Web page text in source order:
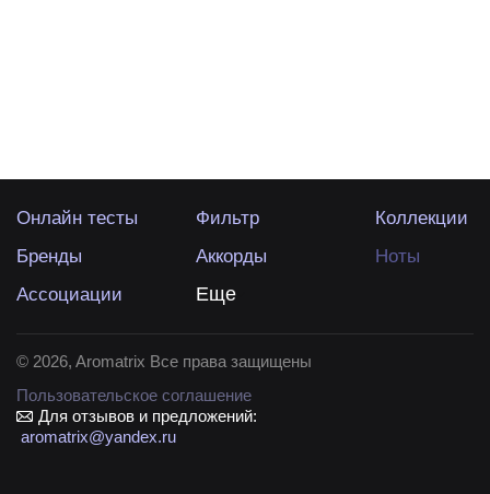
Онлайн тесты Фильтр
Коллекции
Бренды
Аккорды
Ноты
Ассоциации
Еще
© 2026, Aromatrix Все права защищены
Пользовательское соглашение
Для отзывов и предложений:
aromatrix@yandex.ru